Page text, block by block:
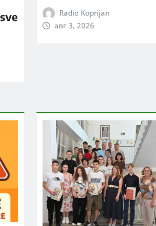
Radio Koprijan
авг 3, 2026